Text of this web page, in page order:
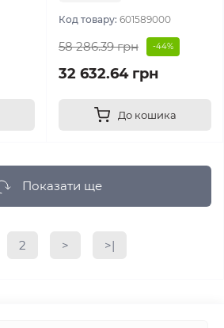
Код товару: 601589000
58 286.39 грн -44%
32 632.64 грн
До кошика
Показати ще
2 > >|